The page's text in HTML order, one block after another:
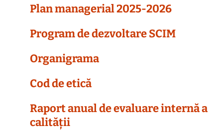
Plan managerial 2025-2026
Program de dezvoltare SCIM
Organigrama
Cod de etică
Raport anual de evaluare internă a
calității